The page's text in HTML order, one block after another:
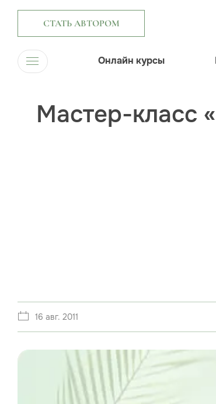
СТАТЬ АВТОРОМ
Онлайн курсы
Мастер-класс
16 авг. 2011